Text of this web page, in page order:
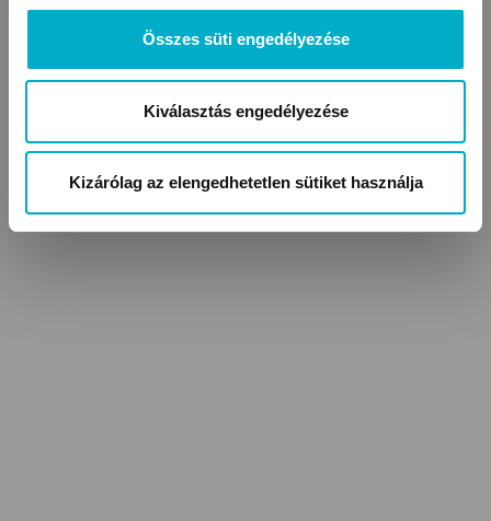
Összes süti engedélyezése
Kiválasztás engedélyezése
Kizárólag az elengedhetetlen sütiket használja
Kombidresszek